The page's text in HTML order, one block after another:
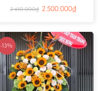
2.610.000₫ 2.500.000₫
-13%